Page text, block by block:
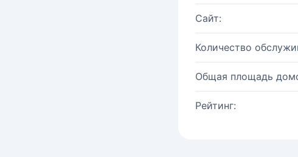
Сайт:
Количество
Общая площадь
Рейтинг: